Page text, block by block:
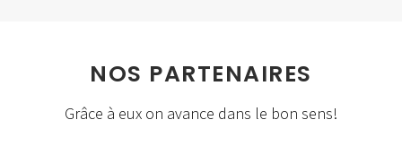
NOS PARTENAIRES
Grâce à eux on avance dans le bon sens!